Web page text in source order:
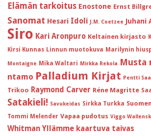
Elämän tarkoitus Enostone Ernst
Sanomat Hesari Idoli J.M. Coetzee Juhani
Siro Kari Aronpuro Keltainen kirjasto
Kirsi Kunnas Linnun muotokuva Marilynin
Montaigne Mika Waltari Mirkka Rekola Musta
ntamo Palladium Kirjat Pentti
Trikoo Raymond Carver Réne Magritte
Satakieli! Savukeidas Sirkka Turkka
Tommi Melender Vapaa pudotus Viggo
Whitman Yllämme kaartuva taivas